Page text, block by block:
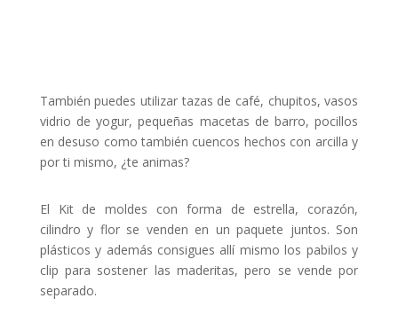
También puedes utilizar tazas de café, chupitos, vasos
vidrio de yogur, pequeñas macetas de barro, pocillos
en desuso como también cuencos hechos con arcilla y
por ti mismo, ¿te animas?
El Kit de moldes con forma de estrella, corazón,
cilindro y flor se venden en un paquete juntos. Son
plásticos y además consigues allí mismo los pabilos y
clip para sostener las maderitas, pero se vende por
separado.